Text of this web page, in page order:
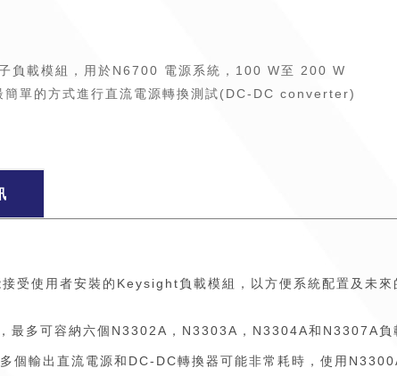
負載模組，用於N6700 電源系統，100 W至 200 W
簡單的方式進行直流電源轉換測試(DC-DC converter)
受使用者安裝的Keysight負載模組，以方便系統配置及未來
最多可容納六個N3302A，N3303A，N3304A和N3307A負
個輸出直流電源和DC-DC轉換器可能非常耗時，使用